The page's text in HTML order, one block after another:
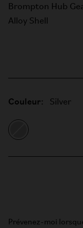
Brompton Hub
Alloy Shell
Couleur: Silver
Prévenez-moi